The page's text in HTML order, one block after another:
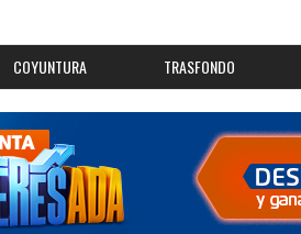
COYUNTURA TRASFONDO